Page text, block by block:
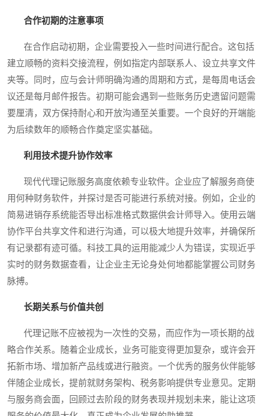
合作初期的注意事项
在合作启动初期，企业需要投入一些时间进行配合。这包括
建立顺畅的资料交接流程，例如指定内部联系人、设立共享文件
夹等。同时，应与会计师明确沟通的周期和方式，是每周电话会
议还是每月邮件报告。初期可能会遇到一些账务历史遗留问题需
要厘清，双方保持耐心和开放沟通至关重要。一个良好的开端能
为后续数年的顺畅合作奠定坚实基础。
利用技术提升协作效率
现代代理记账服务高度依赖专业软件。企业应了解服务商使
用何种财务软件，并探讨是否可能进行系统对接。例如，企业的
简易进销存系统能否导出标准格式数据供会计师导入。使用云端
协作平台共享文件和进行沟通，可以极大地提升效率，并确保所
有记录都有迹可循。科技工具的运用能减少人为错误，实现近乎
实时的财务数据查看，让企业主无论身处何地都能掌握公司财务
脉搏。
长期关系与价值共创
代理记账不应被视为一次性的交易，而应作为一项长期的战
略合作关系。随着企业成长，业务可能变得更加复杂，或许会开
拓新市场、增加新产品线或进行融资。一个优秀的服务伙伴能够
伴随企业成长，提前就财务架构、税务影响提供专业意见。定期
与服务商会面，回顾过去阶段的财务表现并规划未来，能让这项